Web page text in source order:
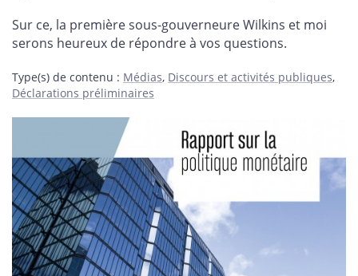
Sur ce, la première sous-gouverneure Wilkins et moi
serons heureux de répondre à vos questions.
Type(s) de contenu : Médias, Discours et activités publiques,
Déclarations préliminaires